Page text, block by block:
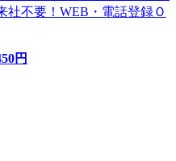
社不要！WEB・電話登録Ｏ
円